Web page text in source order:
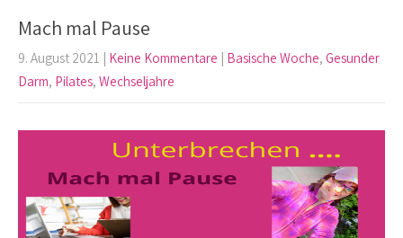
Mach mal Pause
9. August 2021 | Keine Kommentare | Basische Woche, Gesunder
Darm, Pilates, Wechseljahre